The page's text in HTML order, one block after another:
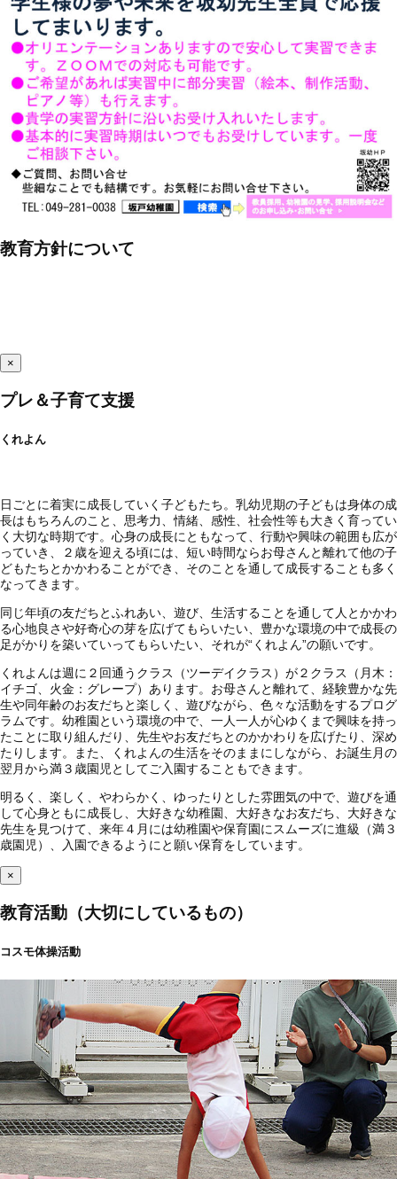
教育方針について
×
プレ＆子育て支援
くれよん
日ごとに着実に成長していく子どもたち。乳幼児期の子どもは身体の成
長はもちろんのこと、思考力、情緒、感性、社会性等も大きく育ってい
く大切な時期です。心身の成長にともなって、行動や興味の範囲も広が
っていき、２歳を迎える頃には、短い時間ならお母さんと離れて他の子
どもたちとかかわることができ、そのことを通して成長することも多く
なってきます。
同じ年頃の友だちとふれあい、遊び、生活することを通して人とかかわ
る心地良さや好奇心の芽を広げてもらいたい、豊かな環境の中で成長の
足がかりを築いていってもらいたい、それが“くれよん”の願いです。
くれよんは週に２回通うクラス（ツーデイクラス）が２クラス（月木：
イチゴ、火金：グレープ）あります。お母さんと離れて、経験豊かな先
生や同年齢のお友だちと楽しく、遊びながら、色々な活動をするプログ
ラムです。幼稚園という環境の中で、一人一人が心ゆくまで興味を持っ
たことに取り組んだり、先生やお友だちとのかかわりを広げたり、深め
たりします。また、くれよんの生活をそのままにしながら、お誕生月の
翌月から満３歳園児としてご入園することもできます。
明るく、楽しく、やわらかく、ゆったりとした雰囲気の中で、遊びを通
して心身ともに成長し、大好きな幼稚園、大好きなお友だち、大好きな
先生を見つけて、来年４月には幼稚園や保育園にスムーズに進級（満３
歳園児）、入園できるようにと願い保育をしています。
×
教育活動（大切にしているもの）
コスモ体操活動